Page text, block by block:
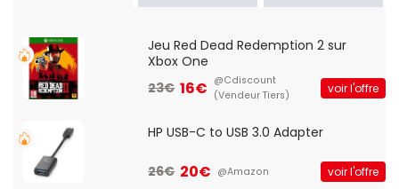
Jeu Red Dead Redemption 2 sur
Xbox One
23€ 16€ @Cdiscount
(Vendeur Tiers)
voir l'offre
HP USB-C to USB 3.0 Adapter
26€ 20€ @Amazon voir l'offre